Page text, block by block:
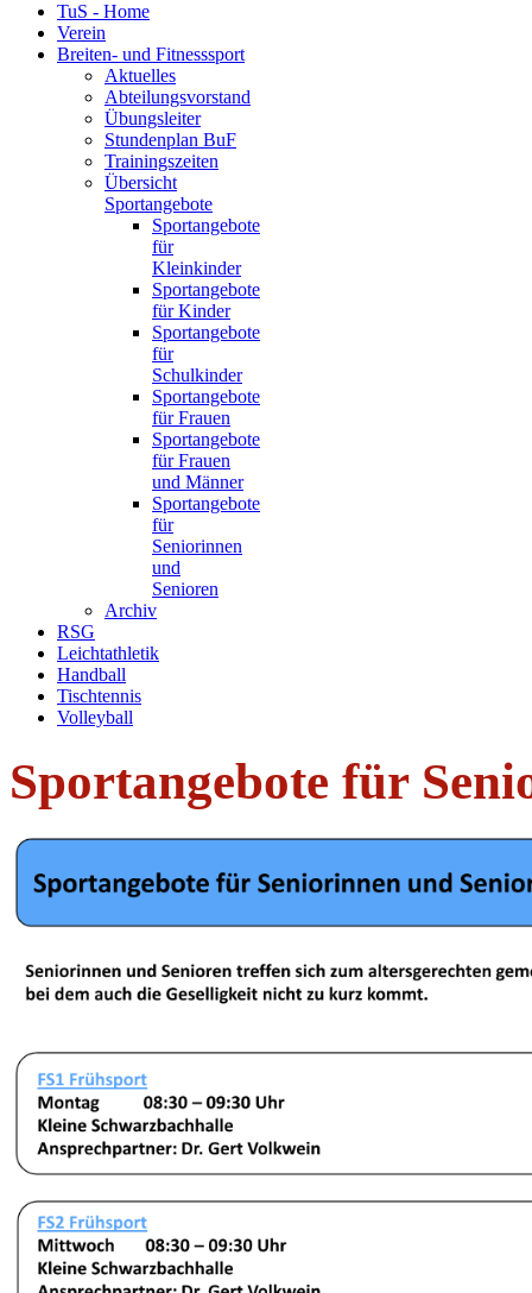
TuS - Home
Verein
Breiten- und Fitnesssport
Aktuelles
Abteilungsvorstand
Übungsleiter
Stundenplan BuF
Trainingszeiten
Übersicht
Sportangebote
Sportangebote
für
Kleinkinder
Sportangebote
für Kinder
Sportangebote
für
Schulkinder
Sportangebote
für Frauen
Sportangebote
für Frauen
und Männer
Sportangebote
für
Seniorinnen
und
Senioren
Archiv
RSG
Leichtathletik
Handball
Tischtennis
Volleyball
Sportangebote für